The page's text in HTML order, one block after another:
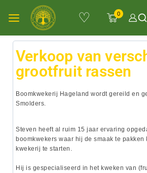
♡ 0
Verkoop van
grootfruit rassen
Boomkwekerij Hageland wordt gereild en
Smolders.
Steven heeft al ruim 15 jaar ervaring
boomkwekers waar hij de smaak te pakken
kwekerij te starten.
Hij is gespecialiseerd in het kweken van